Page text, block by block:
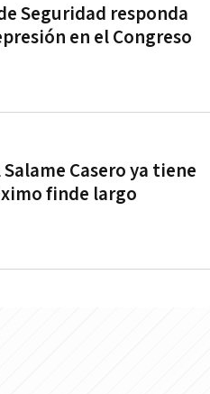
Seguridad responda
en el Congreso
Casero ya tiene
finde largo